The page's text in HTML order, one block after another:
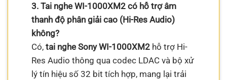
3. Tai nghe WI-1000XM2 có hỗ trợ âm
thanh độ phân giải cao (Hi-Res Audio)
không?
Có,tai nghe Sony WI-1000XM2 hỗ trợ Hi-
Res Audio thông qua codec LDAC và bộ xử
lý tín hiệu số 32 bit tích hợp, mang lại trải